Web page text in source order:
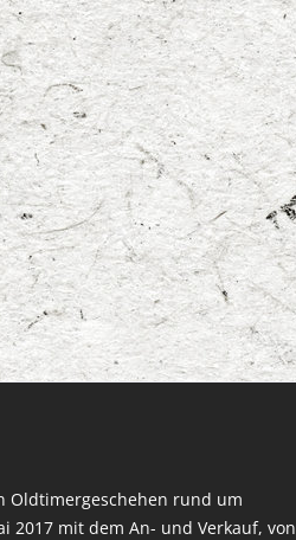
Oldtimergeschehen rund um
2017 mit dem An- und Verkauf, von